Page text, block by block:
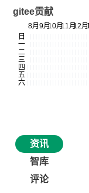
gitee贡献
资讯
智库
评论